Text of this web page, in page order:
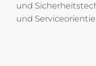
und
und